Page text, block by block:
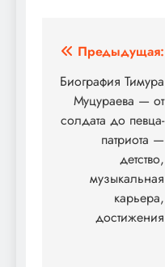
Навигация
по
записям
Предыдущая:
Биография Тимура
Муцураева — от
солдата до певца-
патриота —
детство,
музыкальная
карьера,
достижения